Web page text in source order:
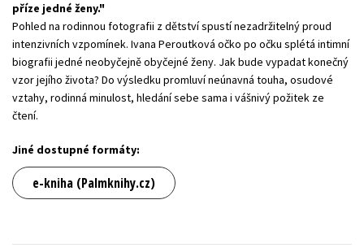
příze jedné ženy.
Pohled na rodinnou fotografii z dětství spustí nezadržitelný proud
intenzivních vzpomínek. Ivana Peroutková očko po očku splétá intimní
biografii jedné neobyčejně obyčejné ženy. Jak bude vypadat konečný
vzor jejího života? Do výsledku promluví neúnavná touha, osudové
vztahy, rodinná minulost, hledání sebe sama i vášnivý požitek ze
čtení.
Jiné dostupné formáty:
e-kniha (Palmknihy.cz)